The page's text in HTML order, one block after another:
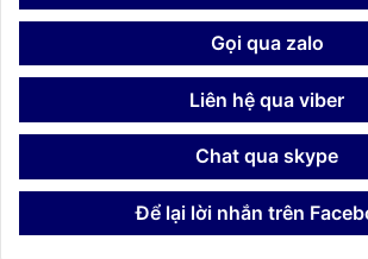
Gọi qua zalo
Liên hệ qua viber
Chat qua skype
Để lại lời nhắn trên